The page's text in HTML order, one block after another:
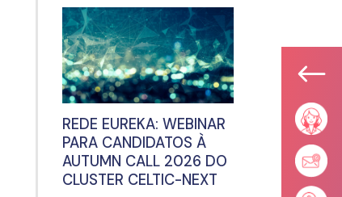
REDE EUREKA: WEBINAR
PARA CANDIDATOS À
AUTUMN CALL 2026 DO
CLUSTER CELTIC-NEXT
#